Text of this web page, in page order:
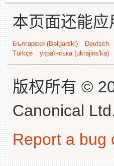
本页面还能
Български (Bəlgarski) Deutsch
Türkçe
українська (ukrajins'ka)
版权所有 ©
Canonical
Report a bug